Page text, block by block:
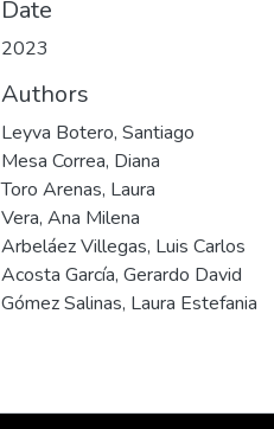
Date
2023
Authors
Leyva Botero, Santiago
Mesa Correa, Diana
Toro Arenas, Laura
Vera, Ana Milena
Arbeláez Villegas, Luis Carlos
Acosta García, Gerardo David
Gómez Salinas, Laura Estefania